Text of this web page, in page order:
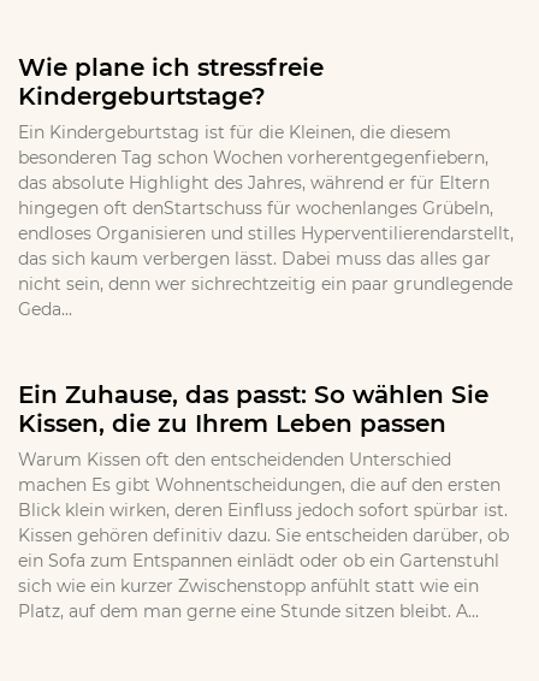
Wie plane ich stressfreie
Kindergeburtstage?
Ein Kindergeburtstag ist für die Kleinen, die diesem
besonderen Tag schon Wochen vorherentgegenfiebern,
das absolute Highlight des Jahres, während er für Eltern
hingegen oft denStartschuss für wochenlanges Grübeln,
endloses Organisieren und stilles Hyperventilierendarstellt,
das sich kaum verbergen lässt. Dabei muss das alles gar
nicht sein, denn wer sichrechtzeitig ein paar grundlegende
Geda...
Ein Zuhause, das passt: So wählen Sie
Kissen, die zu Ihrem Leben passen
Warum Kissen oft den entscheidenden Unterschied
machen Es gibt Wohnentscheidungen, die auf den ersten
Blick klein wirken, deren Einfluss jedoch sofort spürbar ist.
Kissen gehören definitiv dazu. Sie entscheiden darüber, ob
ein Sofa zum Entspannen einlädt oder ob ein Gartenstuhl
sich wie ein kurzer Zwischenstopp anfühlt statt wie ein
Platz, auf dem man gerne eine Stunde sitzen bleibt. A...